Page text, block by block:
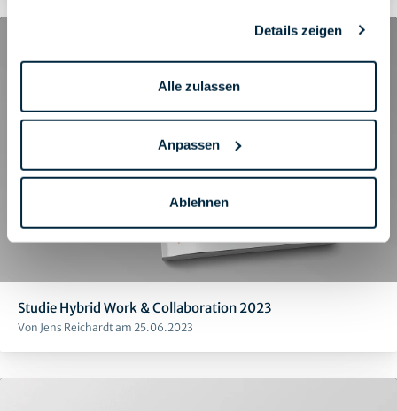
Details zeigen
Alle zulassen
Anpassen
Ablehnen
Studie Hybrid Work & Collaboration 2023
Von Jens Reichardt am 25.06.2023